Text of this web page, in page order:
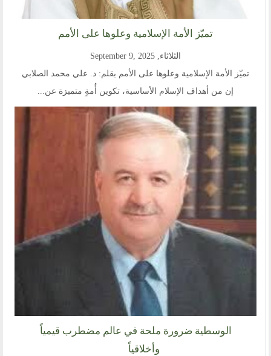
تميّز الأمة الإسلامية وعلوها على الأمم
الثلاثاء, September 9, 2025
تميّز الأمة الإسلامية وعلوها على الأمم بقلم: د. علي محمد الصلابي
إن من أهداف الإسلام الأساسية، تكوين أُمةٍ متميزة عن...
الوسطية ضرورة ملحة في عالم مضطرب قيمياً
وأخلاقياً